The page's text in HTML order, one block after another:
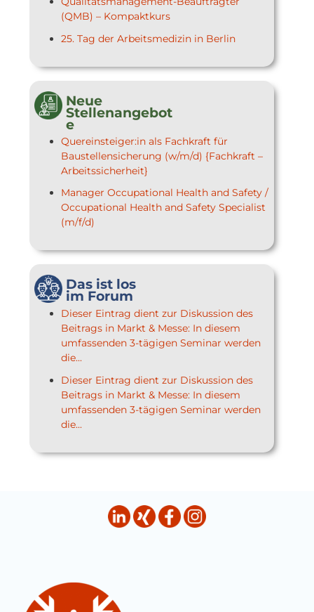
(QMB) – Kompaktkurs
25. Tag der Arbeitsmedizin in Berlin
Neue
Stellenangebot
e
Quereinsteiger:in als Fachkraft für
Baustellensicherung (w/m/d) {Fachkraft –
Arbeitssicherheit}
Manager Occupational Health and Safety /
Occupational Health and Safety Specialist
(m/f/d)
Das ist los
im Forum
Dieser Eintrag dient zur Diskussion des
Beitrags in Markt & Messe: In diesem
umfassenden 3-tägigen Seminar werden
die...
Dieser Eintrag dient zur Diskussion des
Beitrags in Markt & Messe: In diesem
umfassenden 3-tägigen Seminar werden
die...